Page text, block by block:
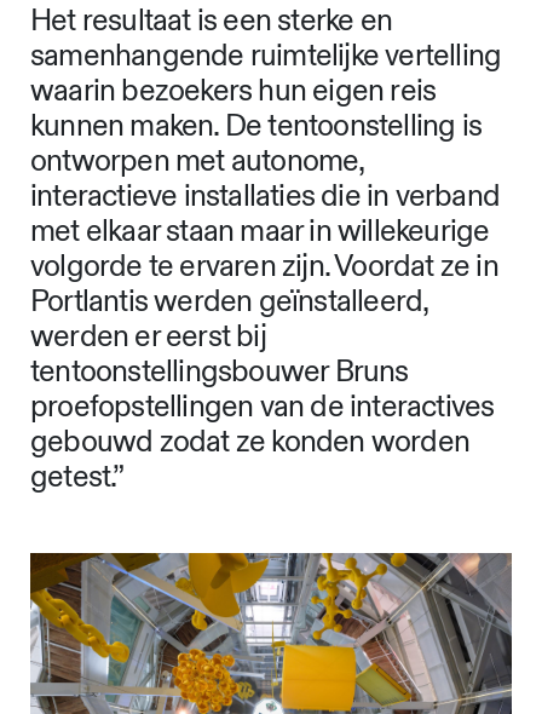
Het resultaat is een sterke en
samenhangende ruimtelijke vertelling
waarin bezoekers hun eigen reis
kunnen maken. De tentoonstelling is
ontworpen met autonome,
interactieve installaties die in verband
met elkaar staan maar in willekeurige
volgorde te ervaren zijn. Voordat ze in
Portlantis werden geïnstalleerd,
werden er eerst bij
tentoonstellingsbouwer Bruns
proefopstellingen van de interactives
gebouwd zodat ze konden worden
getest.”